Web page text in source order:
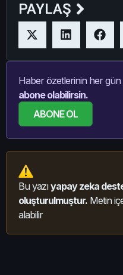
PAYLAŞ
Haber özetlerinin her
abone olabilirsin.
ABONE OL
Bu yazıyapay zeka
oluşturulmuştur. Metin
alabilir